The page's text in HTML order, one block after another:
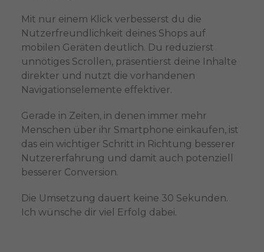
Mit nur einem Klick verbesserst du die
Nutzerfreundlichkeit deines Shops auf
mobilen Geräten deutlich. Du reduzierst
unnötiges Scrollen, präsentierst deine Inhalte
direkter und nutzt die vorhandenen
Navigationselemente effektiver.
Gerade in Zeiten, in denen immer mehr
Menschen über ihr Smartphone einkaufen, ist
das ein wichtiger Schritt in Richtung besserer
Nutzererfahrung und damit auch potenziell
besserer Conversion.
Die Umsetzung dauert keine 30 Sekunden.
Ich wünsche dir viel Erfolg dabei.